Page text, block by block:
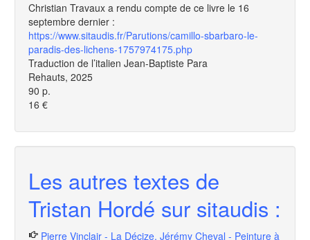
Christian Travaux a rendu compte de ce livre le 16
septembre dernier :
https://www.sitaudis.fr/Parutions/camillo-sbarbaro-le-
paradis-des-lichens-1757974175.php
Traduction de l’italien Jean-Baptiste Para
Rehauts, 2025
90 p.
16 €
Les autres textes de
Tristan Hordé sur sitaudis :
Pierre Vinclair - La Décize, Jérémy Cheval - Peinture à